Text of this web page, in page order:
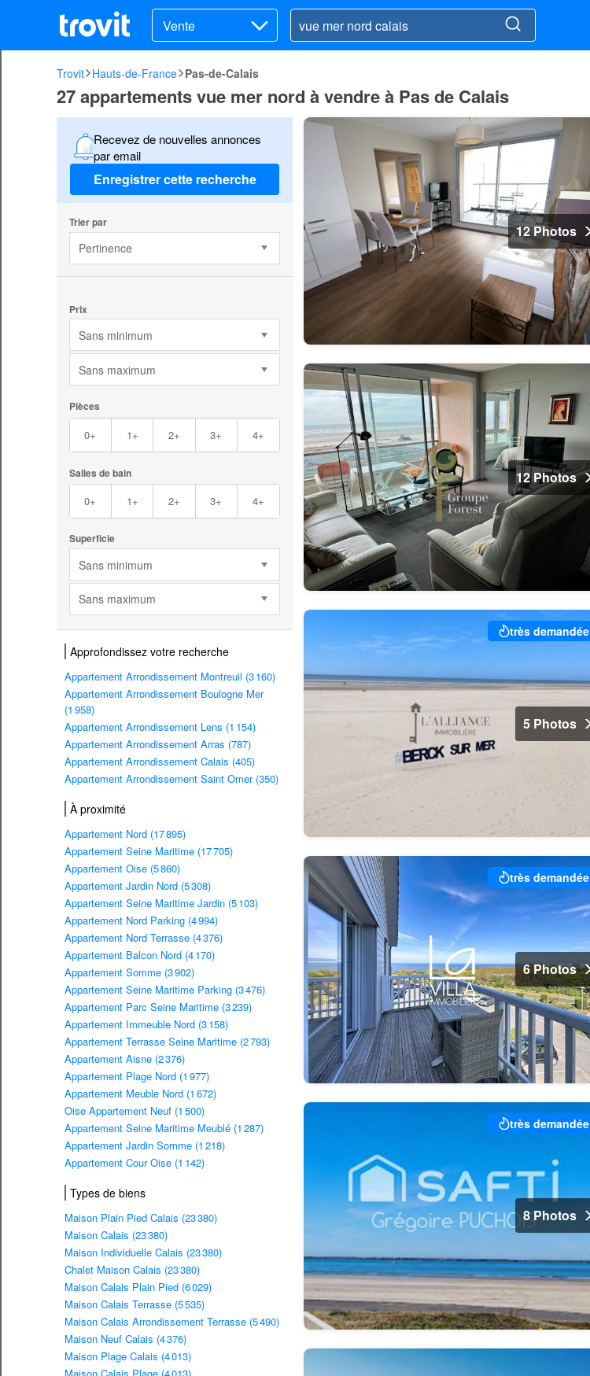
Vente
Trovit Hauts-de-France Pas-de-Calais
27 appartements vue mer nord à vendre à Pas de Calais
Recevez de nouvelles annonces
par email
Enregistrer cette recherche
Trier par
Pertinence
Prix
Sans minimum
Sans maximum
Pièces
0+ 1+ 2+ 3+ 4+
Salles de bain
0+ 1+ 2+ 3+ 4+
Superficie
Sans minimum
Sans maximum
Approfondissez votre recherche
Appartement Arrondissement Montreuil (3 160)
Appartement Arrondissement Boulogne Mer
(1 958)
Appartement Arrondissement Lens (1 154)
Appartement Arrondissement Arras (787)
Appartement Arrondissement Calais (405)
Appartement Arrondissement Saint Omer (350)
À proximité
Appartement Nord (17 895)
Appartement Seine Maritime (17 705)
Appartement Oise (5 860)
Appartement Jardin Nord (5 308)
Appartement Seine Maritime Jardin (5 103)
Appartement Nord Parking (4 994)
Appartement Nord Terrasse (4 376)
Appartement Balcon Nord (4 170)
Appartement Somme (3 902)
Appartement Seine Maritime Parking (3 476)
Appartement Parc Seine Maritime (3 239)
Appartement Immeuble Nord (3 158)
Appartement Terrasse Seine Maritime (2 793)
Appartement Aisne (2 376)
Appartement Plage Nord (1 977)
Appartement Meuble Nord (1 672)
Oise Appartement Neuf (1 500)
Appartement Seine Maritime Meublé (1 287)
Appartement Jardin Somme (1 218)
Appartement Cour Oise (1 142)
Types de biens
Maison Plain Pied Calais (23 380)
Maison Calais (23 380)
Maison Individuelle Calais (23 380)
Chalet Maison Calais (23 380)
Maison Calais Plain Pied (6 029)
Maison Calais Terrasse (5 535)
Maison Calais Arrondissement Terrasse (5 490)
Maison Neuf Calais (4 376)
Maison Plage Calais (4 013)
12 Photos
12 Photos
très demandée
5 Photos
très demandée
6 Photos
très demandée
8 Photos